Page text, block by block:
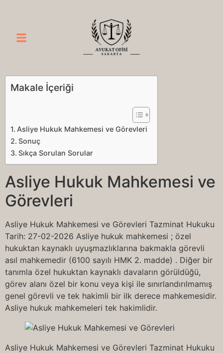
Makale İçeriği
Asliye Hukuk Mahkemesi ve Görevleri
Sonuç
Sıkça Sorulan Sorular
Asliye Hukuk Mahkemesi ve
Görevleri
Asliye Hukuk Mahkemesi ve Görevleri Tazminat Hukuku
Tarih: 27-02-2026 Asliye hukuk mahkemesi ; özel
hukuktan kaynaklı uyuşmazlıklarına bakmakla görevli
asıl mahkemedir (6100 sayılı HMK 2. madde) . Diğer bir
tanımla özel hukuktan kaynaklı davaların görüldüğü,
görev alanı özel bir konu veya kişi ile sınırlandırılmamış
genel görevli ve tek hakimli bir ilk derece mahkemesidir.
Asliye hukuk mahkemeleri tek hakimlidir.
Asliye Hukuk Mahkemesi ve Görevleri Tazminat Hukuku